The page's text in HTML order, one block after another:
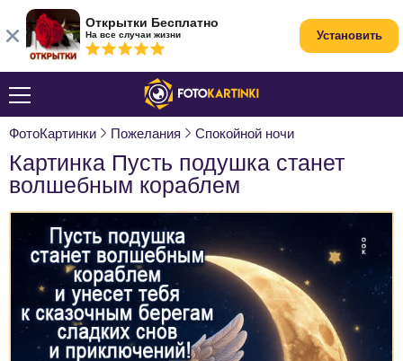
ФотоКартинки Пожелания Спокойной ночи
Картинка Пусть подушка станет
волшебным кораблем
Открытки Бесплатно
На все случаи жизни Установить